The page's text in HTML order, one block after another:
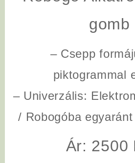
gomb
– Csepp
piktogrammal
– Univerzális:
/ Robogóba
Ár: 2500